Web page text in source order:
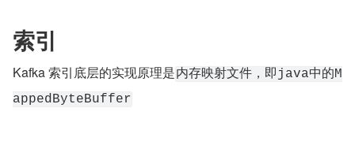
索引
Kafka 索引底层的实现原理是内存映射文件，即java中的M
appedByteBuffer